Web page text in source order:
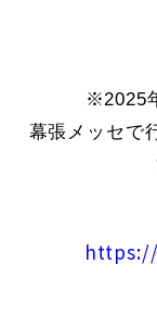
※2025
幕張メッセで